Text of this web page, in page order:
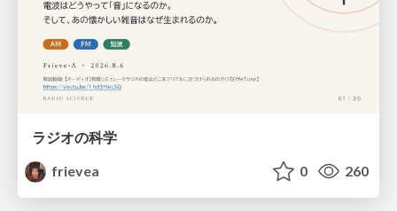
ラジオの科学
frievea
0 260